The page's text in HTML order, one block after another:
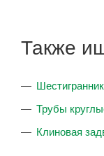
Также
Трубы
Клиновая